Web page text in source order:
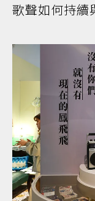
歌聲如何持續